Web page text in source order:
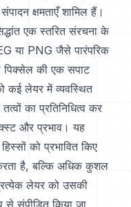
क्षमताएँ शामिल हैं।
एक स्तरित संरचना के
या PNG जैसे पारंपरिक
पिक्सेल की एक सपाट
कई लेयर में व्यवस्थित
का प्रतिनिधित्व कर
और प्रभाव। यह
को प्रभावित किए
है, बल्कि अधिक कुशल
लेयर को उसकी
संपीड़ित किया जा